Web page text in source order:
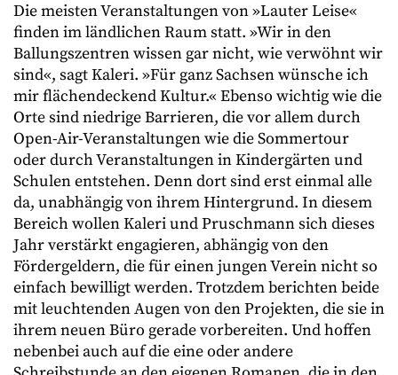
Die meisten Veranstaltungen von »Lauter Leise«
finden im ländlichen Raum statt. »Wir in den
Ballungszentren wissen gar nicht, wie verwöhnt wir
sind«, sagt Kaleri. »Für ganz Sachsen wünsche ich
mir flächendeckend Kultur.« Ebenso wichtig wie die
Orte sind niedrige Barrieren, die vor allem durch
Open-Air-Veranstaltungen wie die Sommertour
oder durch Veranstaltungen in Kindergärten und
Schulen entstehen. Denn dort sind erst einmal alle
da, unabhängig von ihrem Hintergrund. In diesem
Bereich wollen Kaleri und Pruschmann sich dieses
Jahr verstärkt engagieren, abhängig von den
Fördergeldern, die für einen jungen Verein nicht so
einfach bewilligt werden. Trotzdem berichten beide
mit leuchtenden Augen von den Projekten, die sie in
ihrem neuen Büro gerade vorbereiten. Und hoffen
nebenbei auch auf die eine oder andere